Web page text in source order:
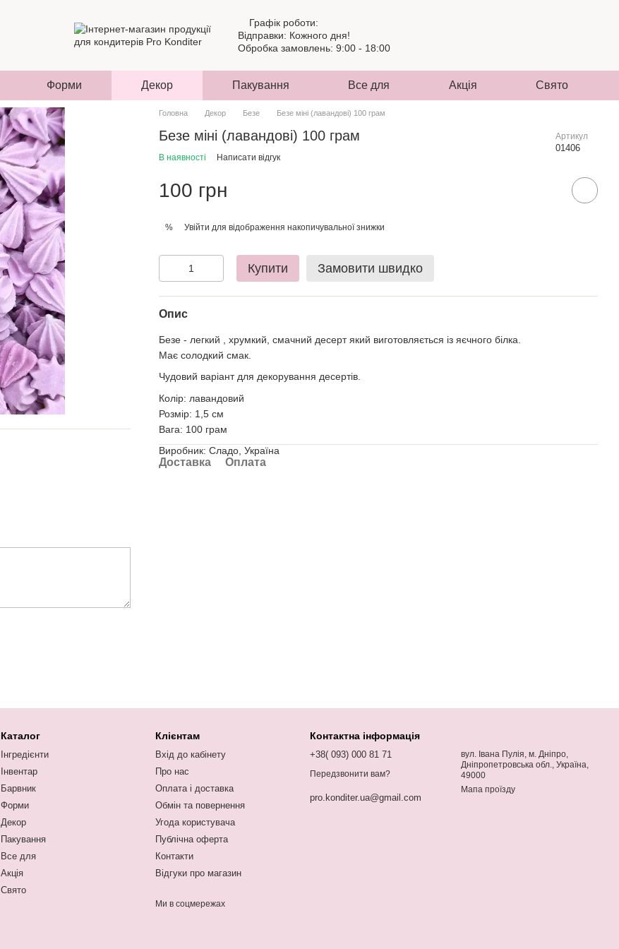
Графік роботи:
Відправки: Кожного дня!
Обробка замовлень: 9:00 - 18:00
Форми Декор Пакування Все для Акція Свято
Головна Декор Безе Безе міні (лавандові) 100 грам
Безе міні (лавандові) 100 грам Артикул
01406
В наявності Написати відгук
100 грн
% Увійти для відображення накопичувальної знижки
Купити Замовити швидко
Опис
Безе - легкий , хрумкий, смачний десерт який виготовляється із яєчного білка.
Має солодкий смак.
Чудовий варіант для декорування десертів.
Колір: лавандовий
Розмір: 1,5 см
Вага: 100 грам
Виробник: Сладо, Україна
Доставка Оплата
Каталог
Інгредієнти
Інвентар
Барвник
Форми
Декор
Пакування
Все для
Акція
Свято
Клієнтам
Вхід до кабінету
Про нас
Оплата і доставка
Обмін та повернення
Угода користувача
Публічна оферта
Контакти
Відгуки про магазин
Ми в соцмережах
Контактна інформація
+38( 093) 000 81 71
Передзвонити вам?
pro.konditer.ua@gmail.com
вул. Івана Пулія, м. Дніпро,
Дніпропетровська обл., Україна,
49000
Мапа проїзду